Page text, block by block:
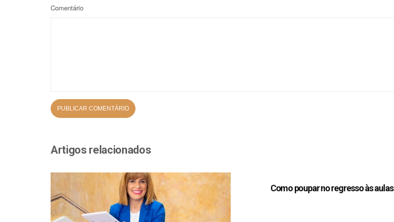
Comentário
Artigos relacionados
Como poupar no regresso às aulas